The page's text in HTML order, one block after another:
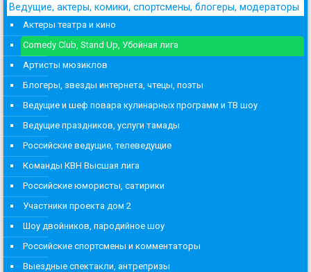
Ведущие, актеры, комики, спортсмены, блогеры, модераторы
Актеры театра и кино
Comedy Club, Stand Up, Убойная лига
Артисты мюзиклов
Блогеры, звезды интернета, чтецы, поэты
Ведущие и шеф повара кулинарных программ и ТВ шоу
Ведущие праздников, услуги тамады
Российские ведущие, телеведущие
Команды КВН Высшая лига
Российские юмористы, сатирики
Участники проекта дом 2
Шоу двойников, пародийное шоу
Российские спортсмены и комментаторы
Выездные спектакли, антрепризы